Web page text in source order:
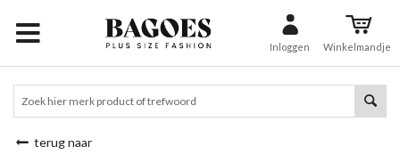
Inloggen Winkelmandje
terug naar